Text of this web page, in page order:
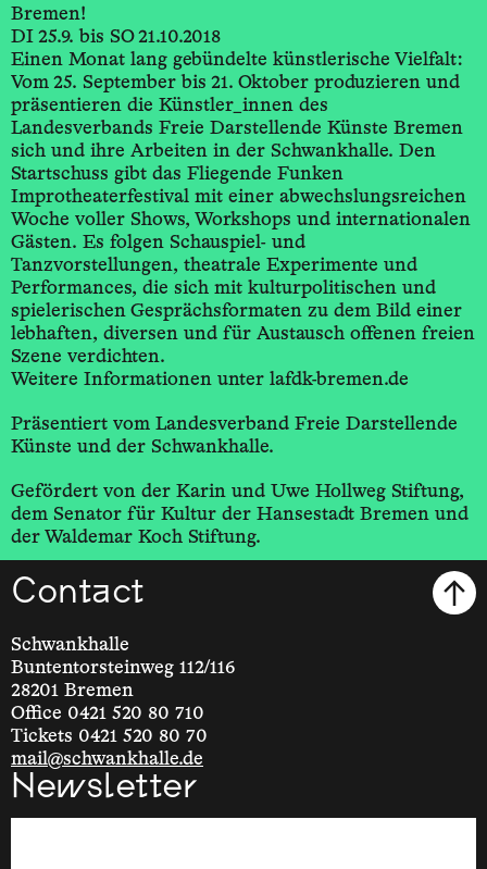
Bremen!
DI 25.9. bis SO 21.10.2018
Einen Monat lang gebündelte künstlerische Vielfalt:
Vom 25. September bis 21. Oktober produzieren und
präsentieren die Künstler_innen des
Landesverbands Freie Darstellende Künste Bremen
sich und ihre Arbeiten in der Schwankhalle. Den
Startschuss gibt das Fliegende Funken
Improtheaterfestival mit einer abwechslungsreichen
Woche voller Shows, Workshops und internationalen
Gästen. Es folgen Schauspiel- und
Tanzvorstellungen, theatrale Experimente und
Performances, die sich mit kulturpolitischen und
spielerischen Gesprächsformaten zu dem Bild einer
lebhaften, diversen und für Austausch offenen freien
Szene verdichten.
Weitere Informationen unter lafdk-bremen.de
Präsentiert vom Landesverband Freie Darstellende
Künste und der Schwankhalle.
Gefördert von der Karin und Uwe Hollweg Stiftung,
dem Senator für Kultur der Hansestadt Bremen und
der Waldemar Koch Stiftung.
Contact
Schwankhalle
Buntentorsteinweg 112/116
28201 Bremen
Office 0421 520 80 710
Tickets 0421 520 80 70
mail@schwankhalle.de
Newsletter